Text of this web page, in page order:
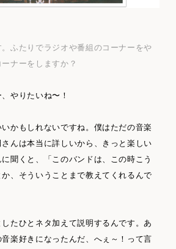
ふたりでラジオや番組のコーナーをや
ナーをしますか？
やりたいね〜！
かもしれないですね。僕はただの音楽
んは本当に詳しいから、きっと楽しい
聞くと、「このバンドは、この時こう
、そういうことまで教えてくれるんで
たひとネタ加えて説明するんです。あ
楽好きになったんだ、へぇ～！って言